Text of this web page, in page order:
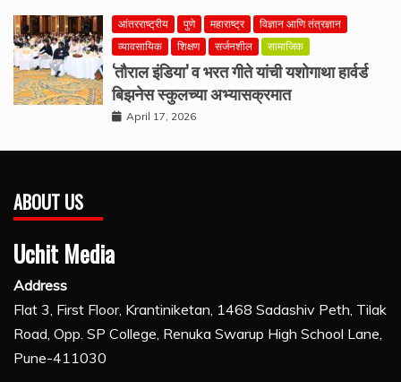
आंतरराष्ट्रीय पुणे महाराष्ट्र
विज्ञान आणि तंत्रज्ञान
व्यावसायिक
शिक्षण सर्जनशील सामाजिक
‘तौराल इंडिया’ व भरत गीते यांची यशोगाथा हार्वर्ड
बिझनेस स्कुलच्या अभ्यासक्रमात
April 17, 2026
ABOUT US
Uchit Media
Address
Flat 3, First Floor, Krantiniketan, 1468 Sadashiv Peth, Tilak
Road, Opp. SP College, Renuka Swarup High School Lane,
Pune-411030